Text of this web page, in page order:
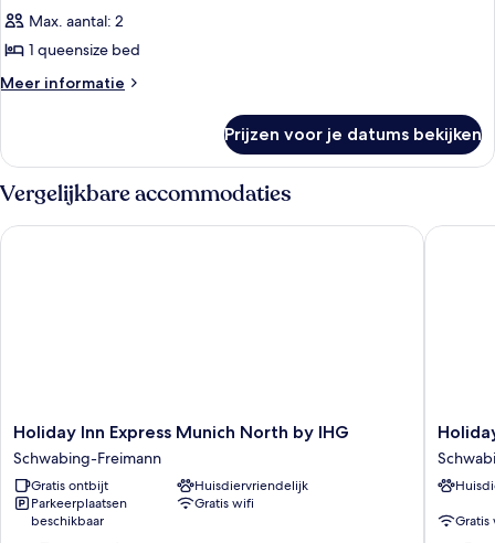
Max. aantal: 2
1 queensize bed
Meer informatie
Meer
Room-
Accessible
Prijzen voor je datums bekijken
Vergelijkbare accommodaties
Holiday
Inn
Express
Munich
North
Holiday Inn Express Munich North by IHG
Schwabing-Freimann
Gratis ontbijt
Huisdiervriendelijk
Parkeerplaatsen
beschikbaar
Gratis wifi
Holiday Inn Express Munich North by IHG
Holiday
Inn
-
the
LocoGratis
Holiday